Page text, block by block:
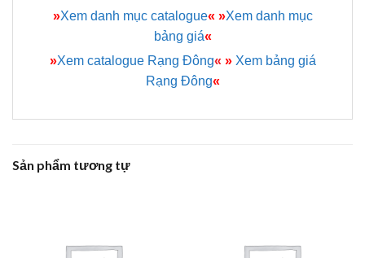
»Xem danh mục catalogue« »Xem danh mục
bảng giá«
»Xem catalogue Rạng Đông« »Xem bảng giá
Rạng Đông«
Sản phẩm tương tự